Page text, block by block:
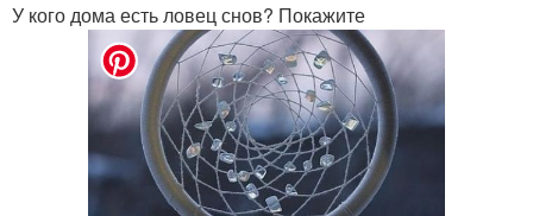
У кого дома есть ловец снов? Покажите